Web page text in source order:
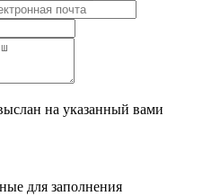
на указанный вами
для заполнения